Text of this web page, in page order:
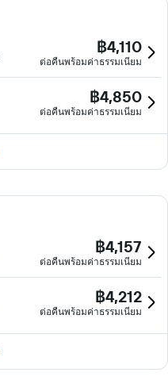
฿4,110
ต่อคืนพร้อมค่าธรรมเนียม
฿4,850
ต่อคืนพร้อมค่าธรรมเนียม
฿4,157
ต่อคืนพร้อมค่าธรรมเนียม
฿4,212
ต่อคืนพร้อมค่าธรรมเนียม